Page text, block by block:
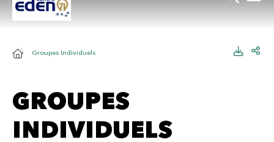
Groupes Individuels
GROUPES
INDIVIDUELS